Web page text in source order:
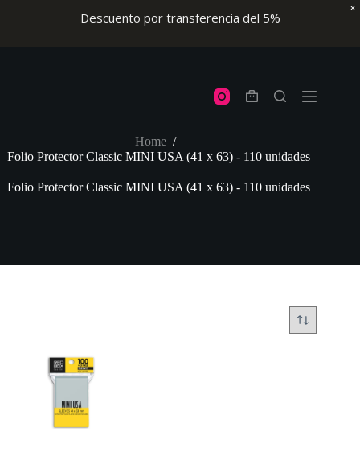
Descuento por transferencia del 5%
Shopping
Home /
Folio Protector Classic MINI USA (41 x 63) - 110 unidades
Folio Protector Classic MINI USA (41 x 63) - 110 unidades